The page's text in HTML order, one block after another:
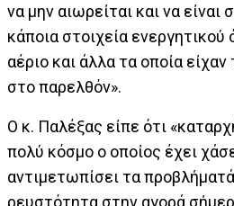
να μην αιωρείται και να είναι
κάποια στοιχεία
αέριο και άλλα τα οποία
στο παρελθόν».
Ο κ. Παλέξας είπε ότι
πολύ κόσμο ο οποίος έχει
αντιμετωπίσει τα
ρευστότητα στην αγορά